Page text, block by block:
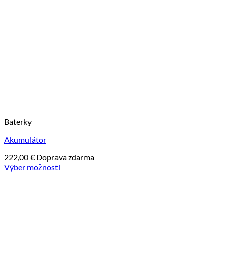
Baterky
Akumulátor
222,00€ Doprava zdarma
Výber možností